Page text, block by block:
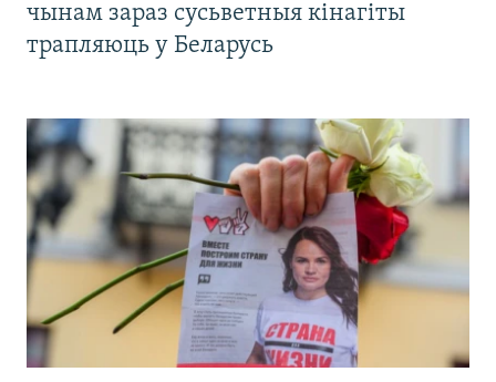
чынам зараз сусьветныя кінагіты
трапляюць у Беларусь